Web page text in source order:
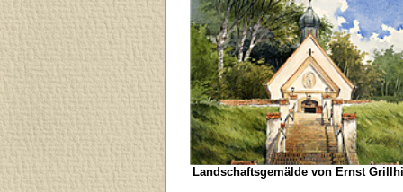
Landschaftsgemälde von Ernst